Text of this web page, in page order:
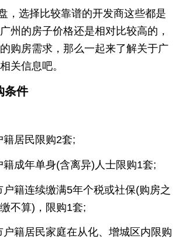
，选择比较靠谱的开发商这些都是
州的房子价格还是相对比较高的，
购房需求，那么一起来了解关于广
关信息吧。
条件
籍居民限购2套;
籍成年单身(含离异)人士限购1套;
籍连续缴满5年个税或社保(购房之
不算)，限购1套;
户籍居民家庭在从化、增城区内限购